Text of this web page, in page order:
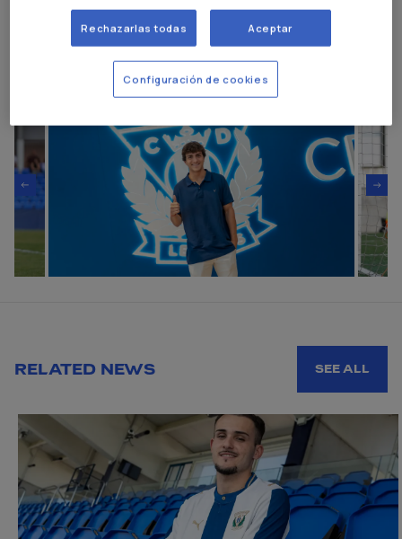
RELATED NEWS SEE ALL
Rechazarlas todas Aceptar
Configuración de cookies